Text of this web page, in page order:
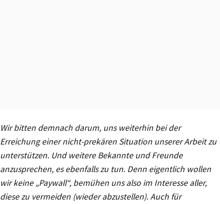
Wir bitten demnach darum, uns weiterhin bei der
Erreichung einer nicht-prekären Situation unserer Arbeit zu
unterstützen. Und weitere Bekannte und Freunde
anzusprechen, es ebenfalls zu tun. Denn eigentlich wollen
wir keine „Paywall“, bemühen uns also im Interesse aller,
diese zu vermeiden (wieder abzustellen). Auch für